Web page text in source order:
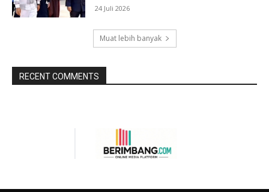
24 Juli 2026
Muat lebih banyak
RECENT COMMENTS